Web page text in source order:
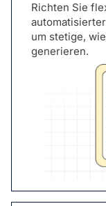
Richten Sie
um stetige,
generieren.